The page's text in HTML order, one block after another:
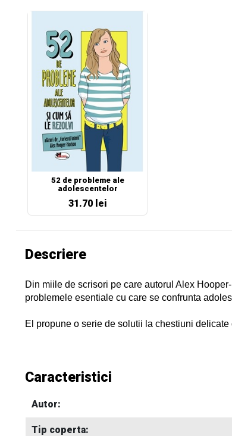
52 de probleme ale
adolescentelor
31.70 lei
Descriere
Din miile de scrisori pe care autorul Alex
problemele esentiale cu care se confrunta
El propune o serie de solutii la chestiuni
Caracteristici
Autor:
Tip coperta: